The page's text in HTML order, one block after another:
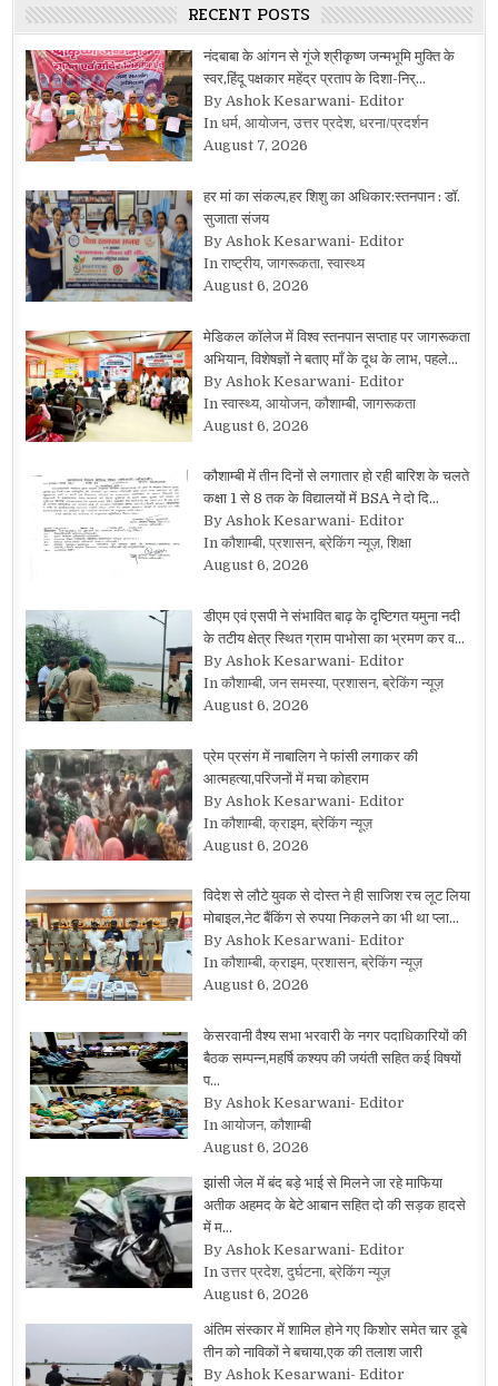
RECENT POSTS
नंदबाबा के आंगन से गूंजे श्रीकृष्ण जन्मभूमि मुक्ति के
स्वर,हिंदू पक्षकार महेंद्र प्रताप के दिशा-निर्…
By Ashok Kesarwani- Editor
In धर्म, आयोजन, उत्तर प्रदेश, धरना/प्रदर्शन
August 7, 2026
हर मां का संकल्प,हर शिशु का अधिकार:स्तनपान : डॉ.
सुजाता संजय
By Ashok Kesarwani- Editor
In राष्ट्रीय, जागरूकता, स्वास्थ्य
August 6, 2026
मेडिकल कॉलेज में विश्व स्तनपान सप्ताह पर जागरूकता
अभियान, विशेषज्ञों ने बताए माँ के दूध के लाभ, पहले…
By Ashok Kesarwani- Editor
In स्वास्थ्य, आयोजन, कौशाम्बी, जागरूकता
August 6, 2026
कौशाम्बी में तीन दिनों से लगातार हो रही बारिश के चलते
कक्षा 1 से 8 तक के विद्यालयों में BSA ने दो दि…
By Ashok Kesarwani- Editor
In कौशाम्बी, प्रशासन, ब्रेकिंग न्यूज़, शिक्षा
August 6, 2026
डीएम एवं एसपी ने संभावित बाढ़ के दृष्टिगत यमुना नदी
के तटीय क्षेत्र स्थित ग्राम पाभोसा का भ्रमण कर व…
By Ashok Kesarwani- Editor
In कौशाम्बी, जन समस्या, प्रशासन, ब्रेकिंग न्यूज़
August 6, 2026
प्रेम प्रसंग में नाबालिग ने फांसी लगाकर की
आत्महत्या,परिजनों में मचा कोहराम
By Ashok Kesarwani- Editor
In कौशाम्बी, क्राइम, ब्रेकिंग न्यूज़
August 6, 2026
विदेश से लौटे युवक से दोस्त ने ही साजिश रच लूट लिया
मोबाइल,नेट बैंकिंग से रुपया निकलने का भी था प्ला…
By Ashok Kesarwani- Editor
In कौशाम्बी, क्राइम, प्रशासन, ब्रेकिंग न्यूज़
August 6, 2026
केसरवानी वैश्य सभा भरवारी के नगर पदाधिकारियों की
बैठक सम्पन्न,महर्षि कश्यप की जयंती सहित कई विषयों
प…
By Ashok Kesarwani- Editor
In आयोजन, कौशाम्बी
August 6, 2026
झांसी जेल में बंद बड़े भाई से मिलने जा रहे माफिया
अतीक अहमद के बेटे आबान सहित दो की सड़क हादसे
में म…
By Ashok Kesarwani- Editor
In उत्तर प्रदेश, दुर्घटना, ब्रेकिंग न्यूज़
August 6, 2026
अंतिम संस्कार में शामिल होने गए किशोर समेत चार डूबे
तीन को नाविकों ने बचाया,एक की तलाश जारी
By Ashok Kesarwani- Editor